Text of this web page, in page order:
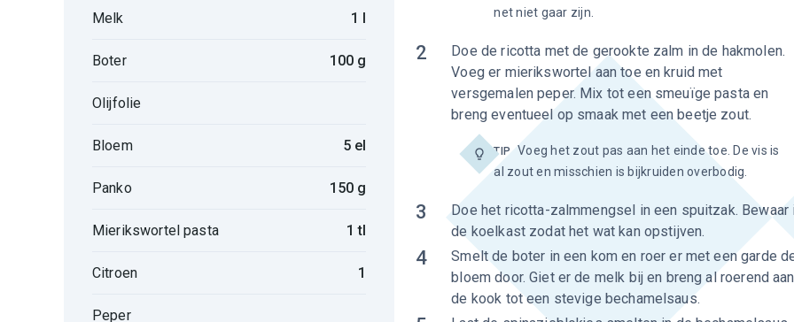
Melk 1 l
Boter 100 g
Olijfolie
Bloem 5 el
Panko 150 g
Mierikswortel pasta 1 tl
Citroen 1
Peper
net niet gaar zijn.
2
Doe de ricotta met de gerookte zalm in de hakmolen.
Voeg er mierikswortel aan toe en kruid met
versgemalen peper. Mix tot een smeuïge pasta en
breng eventueel op smaak met een beetje zout.
TIP
Voeg het zout pas aan het einde toe. De vis is
al zout en misschien is bijkruiden overbodig.
3
Doe het ricotta-zalmmengsel in een spuitzak. Bewaar
de koelkast zodat het wat kan opstijven.
4
Smelt de boter in een kom en roer er met een garde
bloem door. Giet er de melk bij en breng al roerend aan
de kook tot een stevige bechamelsaus.